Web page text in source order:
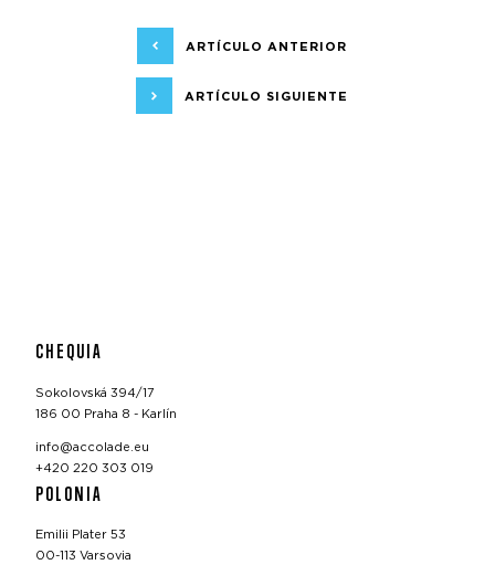
ARTÍCULO ANTERIOR
ARTÍCULO SIGUIENTE
CHEQUIA
Sokolovská 394/17
186 00 Praha 8 - Karlín
info@accolade.eu
+420 220 303 019
POLONIA
Emilii Plater 53
00-113 Varsovia